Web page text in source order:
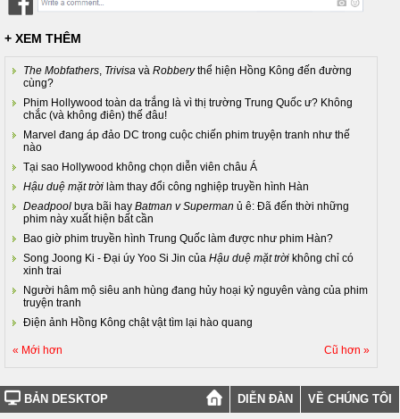
+ XEM THÊM
The Mobfathers, Trivisa và Robberythể hiện Hồng Kông đến đường
cùng?
Phim Hollywood toàn da trắng là vì thị trường Trung Quốc ư? Không
chắc (và không điên) thế đâu!
Marvel đang áp đảo DC trong cuộc chiến phim truyện tranh như thế
nào
Tại sao Hollywood không chọn diễn viên châu Á
Hậu duệ mặt trời làm thay đổi công nghiệp truyền hình Hàn
Deadpool bựa bãi hay Batman v Superman ủ ê: Đã đến thời những
phim này xuất hiện bất cần
Bao giờ phim truyền hình Trung Quốc làm được như phim Hàn?
Song Joong Ki - Đại úy Yoo Si Jin của Hậu duệ mặt trời không chỉ có
xinh trai
Người hâm mộ siêu anh hùng đang hủy hoại kỷ nguyên vàng của phim
truyện tranh
Điện ảnh Hồng Kông chật vật tìm lại hào quang
« Mới hơn Cũ hơn »
BẢN DESKTOP DIỄN ĐÀN VỀ CHÚNG TÔI